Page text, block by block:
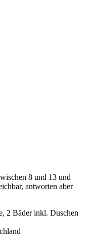
8 und 13 und
antworten aber
2 Bäder inkl. Duschen